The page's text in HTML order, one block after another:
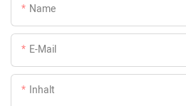
Name
E-Mail
Inhalt